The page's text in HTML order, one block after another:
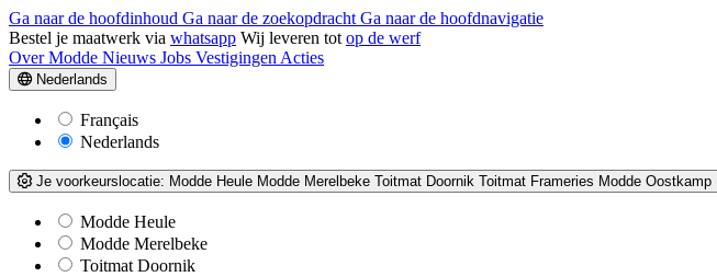
Ga naar de hoofdinhoud Ga naar de zoekopdracht Ga naar de hoofdnavigatie
Bestel je maatwerk via whatsapp Wij leveren tot op de werf
Over Modde Nieuws Jobs Vestigingen Acties
Nederlands
Français
Nederlands
Je voorkeurslocatie: Modde Heule Modde Merelbeke Toitmat Doornik Toitmat Frameries Modde Oostkamp
Modde Heule
Modde Merelbeke
Toitmat Doornik